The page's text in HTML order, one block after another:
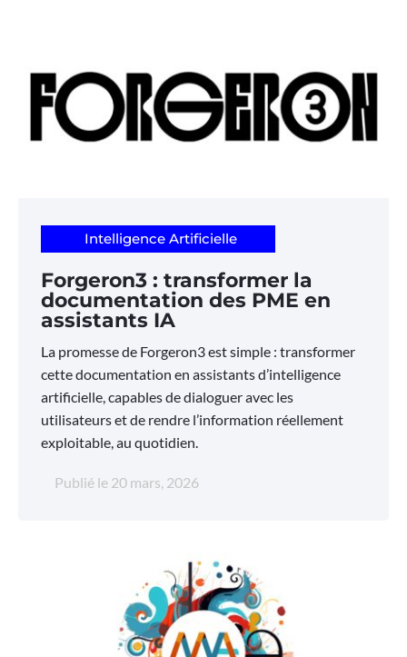
Intelligence Artificielle
Forgeron3 : transformer la
documentation des PME en
assistants IA
La promesse de Forgeron3 est simple : transformer
cette documentation en assistants d’intelligence
artificielle, capables de dialoguer avec les
utilisateurs et de rendre l’information réellement
exploitable, au quotidien.
Publié le 20 mars, 2026